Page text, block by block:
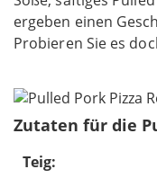
ergeben einen
Probieren Sie es
Zutaten für die
Teig: